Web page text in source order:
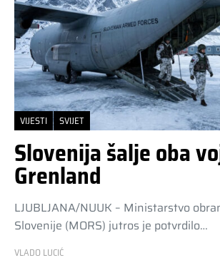
VIJESTI SVIJET
Slovenija šalje oba
Grenland
LJUBLJANA/NUUK – Ministarstvo
Slovenije (MORS) jutros je potvrdilo…
VLADO LUCIĆ